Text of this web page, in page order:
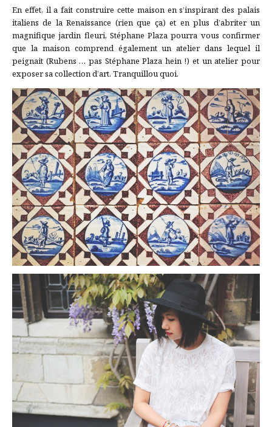
En effet, il a fait construire cette maison en s’inspirant des palais
italiens de la Renaissance (rien que ça) et en plus d’abriter un
magnifique jardin fleuri, Stéphane Plaza pourra vous confirmer
que la maison comprend également un atelier dans lequel il
peignait (Rubens … pas Stéphane Plaza hein !) et un atelier pour
exposer sa collection d’art. Tranquillou quoi.